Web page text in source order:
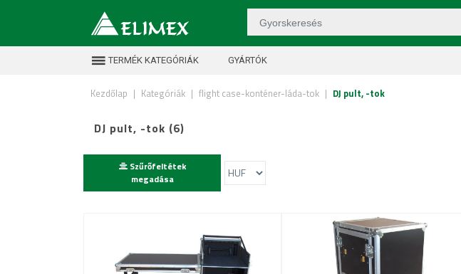
TERMÉK KATEGÓRIÁK GYÁRTÓK
Kezdőlap | Kategóriák | flight case-konténer-láda-tok | DJ pult, -tok
DJ pult, -tok (6)
Szűrőfeltétek
megadása